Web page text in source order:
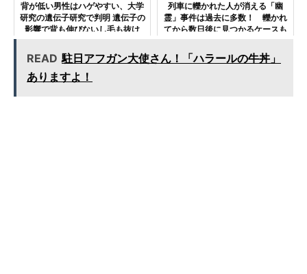
背が低い男性はハゲやすい、大学
研究の遺伝子研究で判明 遺伝子の
影響で背も伸びないし毛も抜け
列車に轢かれた人が消える「幽
霊」事件は過去に多数！ 轢かれ
てから数日後に見つかるケースも
READ 駐日アフガン大使さん！「ハラールの牛丼」
ありますよ！